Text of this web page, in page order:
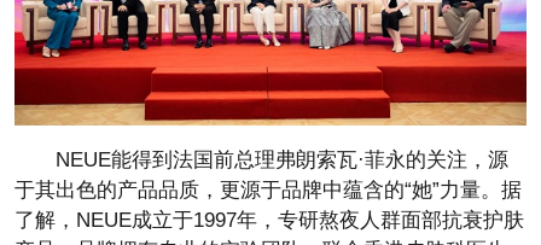
NEUE能得到法国前总理弗朗索瓦·菲永的关注，源
于其出色的产品品质，更源于品牌中蕴含的“她”力量。据
了解，NEUE成立于1997年，专研熬夜人群面部抗衰护肤